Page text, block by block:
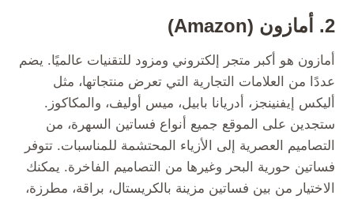
2. أمازون (Amazon)
أمازون هو أكبر متجر إلكتروني ومزود للتقنيات عالميًا. يضم
عددًا من العلامات التجارية التي تعرض منتجاتها، مثل
أليكس إيفنينجز، أدريانا بابيل، ميس أوليف، والمكاكوز.
ستجدين على الموقع جميع أنواع فساتين السهرة، من
التصاميم العصرية إلى الأزياء المحتشمة للمناسبات. تتوفر
فساتين حورية البحر وغيرها من التصاميم الفاخرة. يمكنك
الاختيار من بين فساتين مزينة بالكريستال، براقة، مطرزة،